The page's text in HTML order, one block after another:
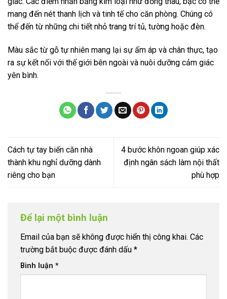
mang đến nét thanh lịch và tinh tế cho căn phòng. Chúng có
thể đến từ những chi tiết nhỏ trang trí tủ, tường hoặc đèn.
Màu sắc từ gỗ tự nhiên mang lại sự ấm áp và chân thực, tạo
ra sự kết nối với thế giới bên ngoài và nuôi dưỡng cảm giác
yên bình.
Cách tự tay biến căn nhà
thành khu nghỉ dưỡng dành
riêng cho bạn
4 bước khôn ngoan giúp xác
định ngân sách làm nội thất
phù hợp
Để lại một bình luận
Email của bạn sẽ không được hiển thị công khai. Các
trường bắt buộc được đánh dấu *
Bình luận *